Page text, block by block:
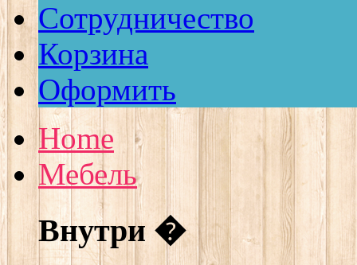
Сотрудничество
Корзина
Оформить
Home
Мебель
Внутри �